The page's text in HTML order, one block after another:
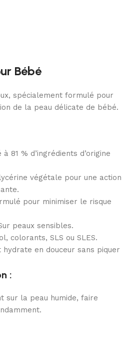
Bébé
spécialement formulé pour
de la peau délicate de bébé.
à 81 % d’ingrédients d’origine
végétale pour une action
pour minimiser le risque
peaux sensibles.
colorants, SLS ou SLES.
hydrate en douceur sans piquer
:
sur la peau humide, faire